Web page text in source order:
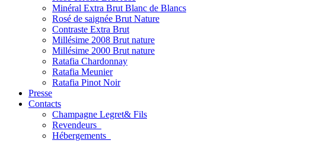
Minéral Extra Brut Blanc de Blancs
Rosé de saignée Brut Nature
Contraste Extra Brut
Millésime 2008 Brut nature
Millésime 2000 Brut nature
Ratafia Chardonnay
Ratafia Meunier
Ratafia Pinot Noir
Presse
Contacts
Champagne Legret& Fils
Revendeurs
Hébergements